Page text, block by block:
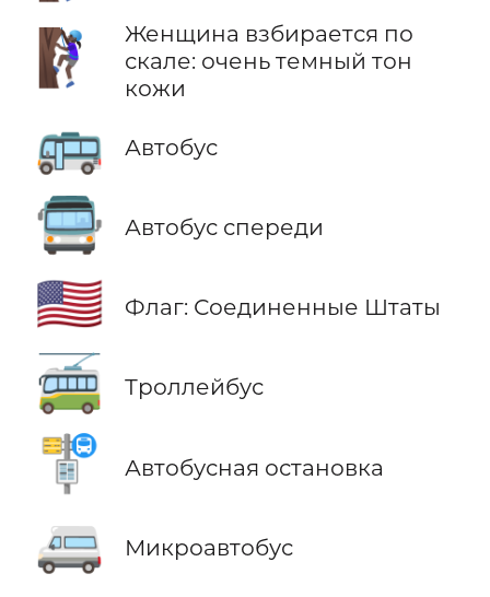
🧗🏿‍♀️
Женщина взбирается по
скале: очень темный тон
кожи
🚌 Автобус
🚍 Автобус спереди
🇺🇸 Флаг: Соединенные Штаты
🚎 Троллейбус
🚏 Автобусная остановка
🚐 Микроавтобус